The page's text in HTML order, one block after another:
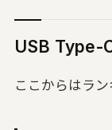
USB Type-
ここからはラン